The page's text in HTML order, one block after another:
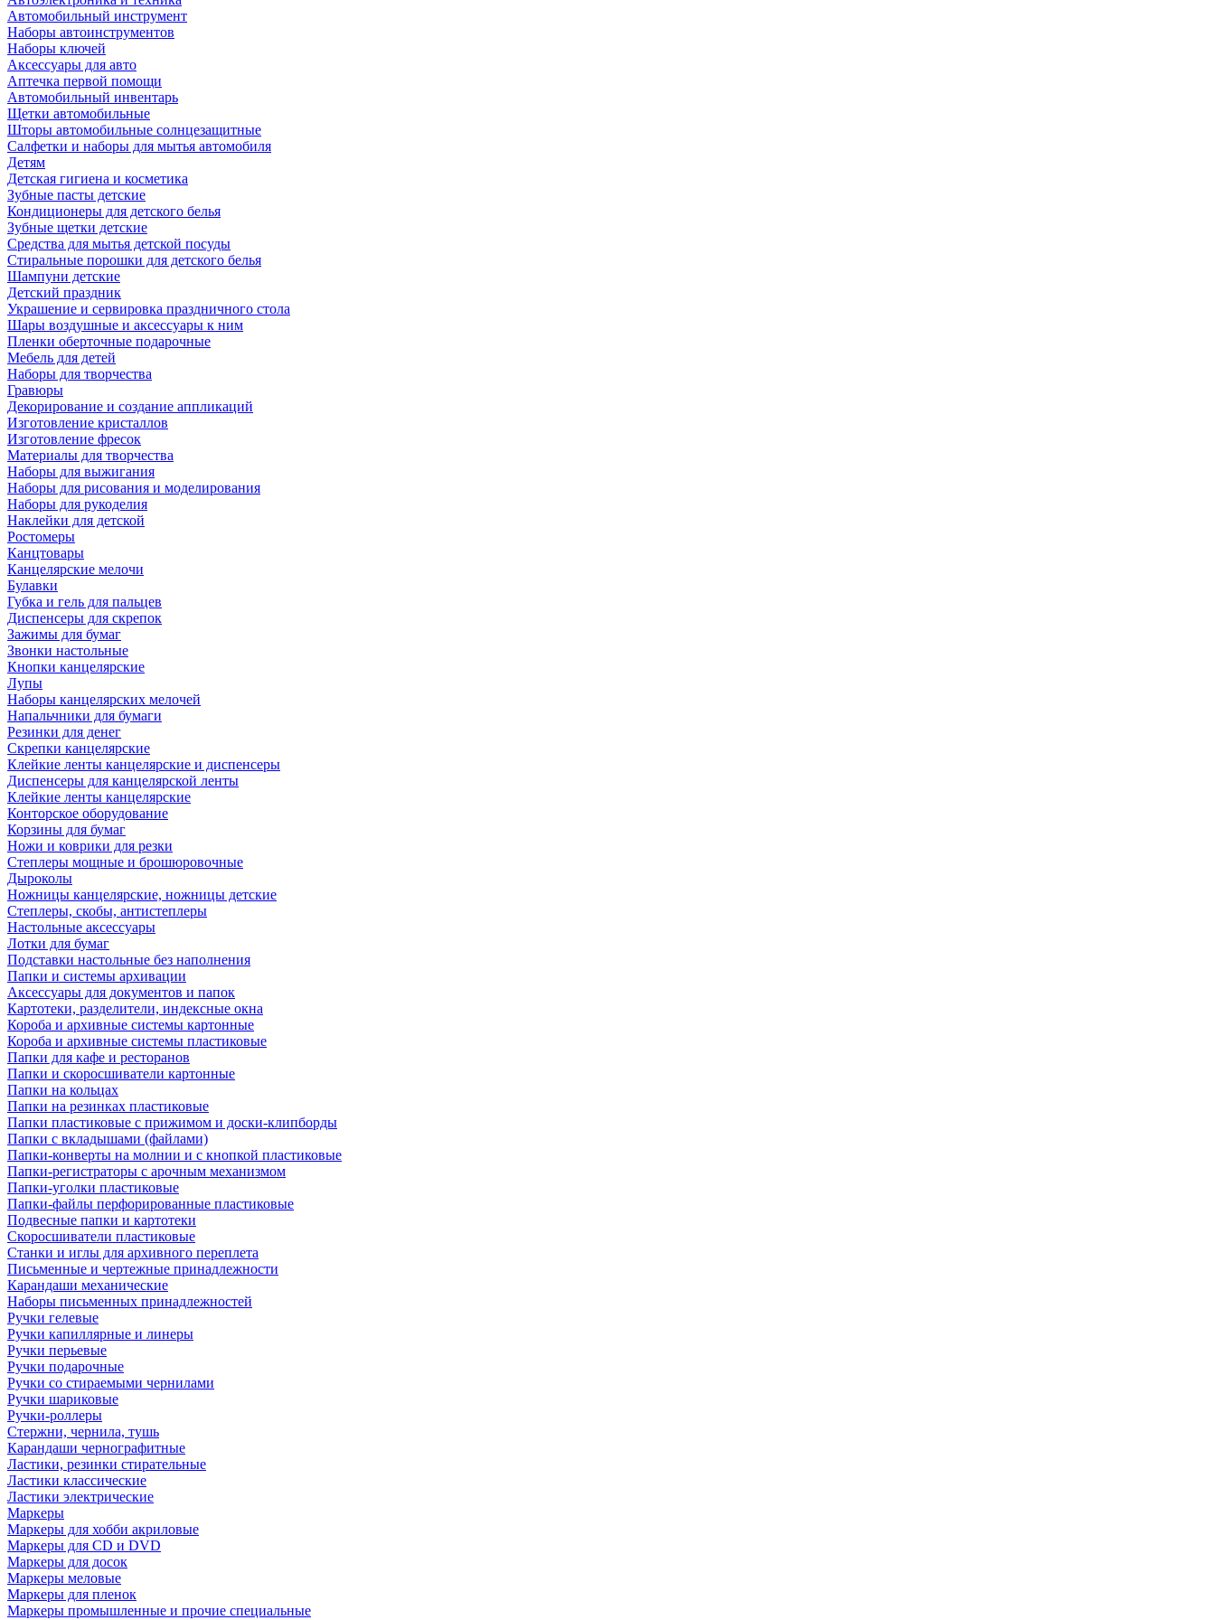
Автомобильный инструмент
Наборы автоинструментов
Наборы ключей
Аксессуары для авто
Аптечка первой помощи
Автомобильный инвентарь
Щетки автомобильные
Шторы автомобильные солнцезащитные
Салфетки и наборы для мытья автомобиля
Детям
Детская гигиена и косметика
Зубные пасты детские
Кондиционеры для детского белья
Зубные щетки детские
Средства для мытья детской посуды
Стиральные порошки для детского белья
Шампуни детские
Детский праздник
Украшение и сервировка праздничного стола
Шары воздушные и аксессуары к ним
Пленки оберточные подарочные
Мебель для детей
Наборы для творчества
Гравюры
Декорирование и создание аппликаций
Изготовление кристаллов
Изготовление фресок
Материалы для творчества
Наборы для выжигания
Наборы для рисования и моделирования
Наборы для рукоделия
Наклейки для детской
Ростомеры
Канцтовары
Канцелярские мелочи
Булавки
Губка и гель для пальцев
Диспенсеры для скрепок
Зажимы для бумаг
Звонки настольные
Кнопки канцелярские
Лупы
Наборы канцелярских мелочей
Напальчники для бумаги
Резинки для денег
Скрепки канцелярские
Клейкие ленты канцелярские и диспенсеры
Диспенсеры для канцелярской ленты
Клейкие ленты канцелярские
Конторское оборудование
Корзины для бумаг
Ножи и коврики для резки
Степлеры мощные и брошюровочные
Дыроколы
Ножницы канцелярские, ножницы детские
Степлеры, скобы, антистеплеры
Настольные аксессуары
Лотки для бумаг
Подставки настольные без наполнения
Папки и системы архивации
Аксессуары для документов и папок
Картотеки, разделители, индексные окна
Короба и архивные системы картонные
Короба и архивные системы пластиковые
Папки для кафе и ресторанов
Папки и скоросшиватели картонные
Папки на кольцах
Папки на резинках пластиковые
Папки пластиковые с прижимом и доски-клипборды
Папки с вкладышами (файлами)
Папки-конверты на молнии и с кнопкой пластиковые
Папки-регистраторы с арочным механизмом
Папки-уголки пластиковые
Папки-файлы перфорированные пластиковые
Подвесные папки и картотеки
Скоросшиватели пластиковые
Станки и иглы для архивного переплета
Письменные и чертежные принадлежности
Карандаши механические
Наборы письменных принадлежностей
Ручки гелевые
Ручки капиллярные и линеры
Ручки перьевые
Ручки подарочные
Ручки со стираемыми чернилами
Ручки шариковые
Ручки-роллеры
Стержни, чернила, тушь
Карандаши чернографитные
Ластики, резинки стирательные
Ластики классические
Ластики электрические
Маркеры
Маркеры для хобби акриловые
Маркеры для CD и DVD
Маркеры для досок
Маркеры меловые
Маркеры для пленок
Маркеры промышленные и прочие специальные